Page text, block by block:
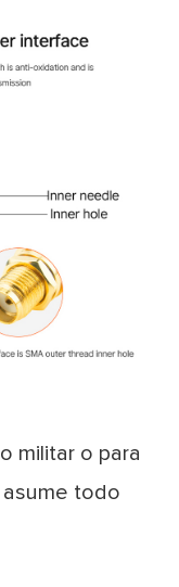
militar o para
asume todo